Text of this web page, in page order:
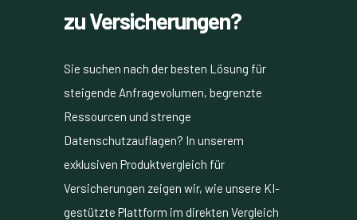
zu Versicherungen?
Sie suchen nach der besten Lösung für
steigende Anfragevolumen, begrenzte
Ressourcen und strenge
Datenschutzauflagen? In unserem
exklusiven Produktvergleich für
Versicherungen zeigen wir, wie unsere KI-
gestützte Plattform im direkten Vergleich